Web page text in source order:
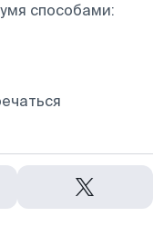
способами: